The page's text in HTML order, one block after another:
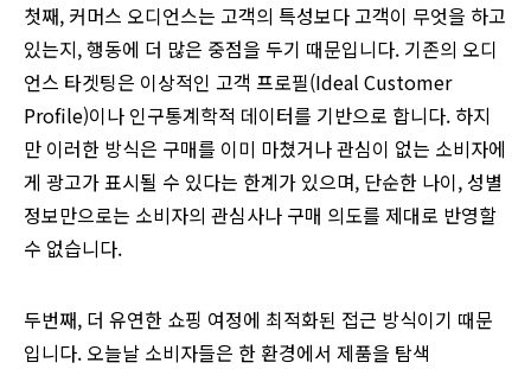
첫째, 커머스 오디언스는 고객의 특성보다 고객이 무엇을 하고
있는지, 행동에 더 많은 중점을 두기 때문입니다. 기존의 오디
언스 타겟팅은 이상적인 고객 프로필(Ideal Customer
Profile)이나 인구통계학적 데이터를 기반으로 합니다. 하지
만 이러한 방식은 구매를 이미 마쳤거나 관심이 없는 소비자에
게 광고가 표시될 수 있다는 한계가 있으며, 단순한 나이, 성별
정보만으로는 소비자의 관심사나 구매 의도를 제대로 반영할
수 없습니다.
두번째, 더 유연한 쇼핑 여정에 최적화된 접근 방식이기 때문
입니다. 오늘날 소비자들은 한 환경에서 제품을 탐색